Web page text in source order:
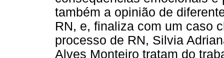
também a opinião de
RN, e, finaliza com um caso
processo de RN, Silvia
Alves Monteiro tratam do